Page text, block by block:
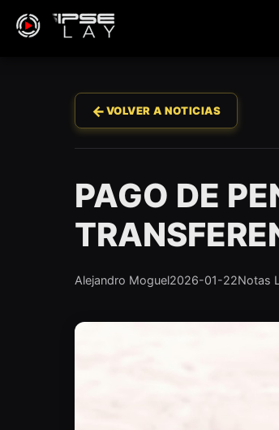
←VOLVER A NOTICIAS
PAGO DE
Alejandro Moguel2026-01-22Notas